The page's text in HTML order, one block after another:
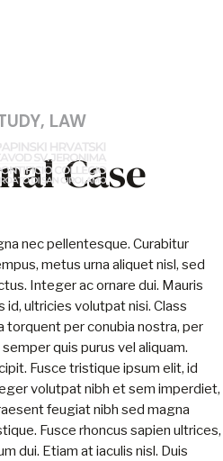
, LAW
Case
nec pellentesque. Curabitur
metus urna aliquet nisl, sed
Integer ac ornare dui. Mauris
id, ultricies volutpat nisi. Class
per conubia nostra, per
quis purus vel aliquam.
Fusce tristique ipsum elit, id
volutpat nibh et sem imperdiet,
feugiat nibh sed magna
Fusce rhoncus sapien ultrices,
dui. Etiam at iaculis nisl. Duis